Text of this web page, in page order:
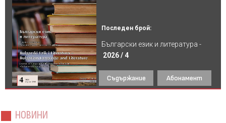
Последен брой:
Български език и литература -
2026 / 4
Съдържание Абонамент
НОВИНИ